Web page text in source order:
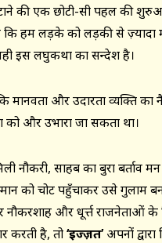
की एक छोटी-सी पहल की
कि हम लड़के को लड़की से ज़्यादा
इस लघुकथा का सन्देश है।
मानवता और उदारता व्यक्ति का
को और उभारा जा सकता था।
साहब का बुरा बर्ताव मन
को चोट पहुँचाकर उसे गुलाम
नौकरशाह और धूर्त्त राजनेताओं
करती है, तो‘इज्ज़त’अपनों